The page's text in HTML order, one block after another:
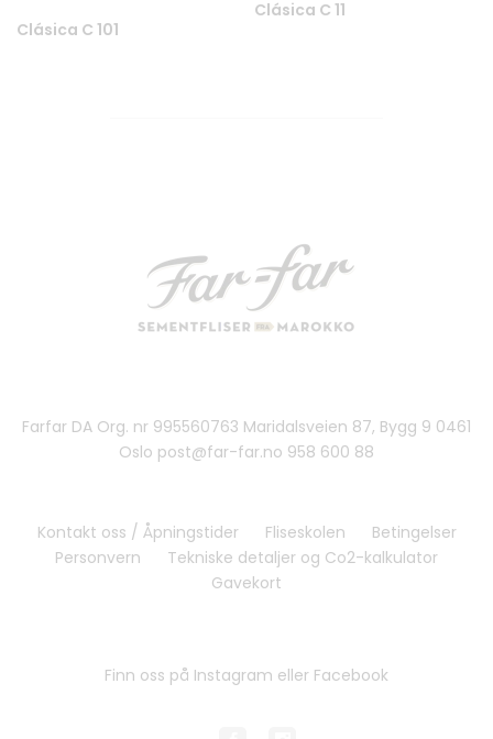
Clásica C 101
Clásica C 11
Farfar DA Org. nr 995560763 Maridalsveien 87, Bygg 9 0461
Oslo post@far-far.no 958 600 88
Kontakt oss / Åpningstider Fliseskolen
Betingelser
Personvern
Tekniske detaljer og Co2-kalkulator
Gavekort
Finn oss på Instagram eller Facebook